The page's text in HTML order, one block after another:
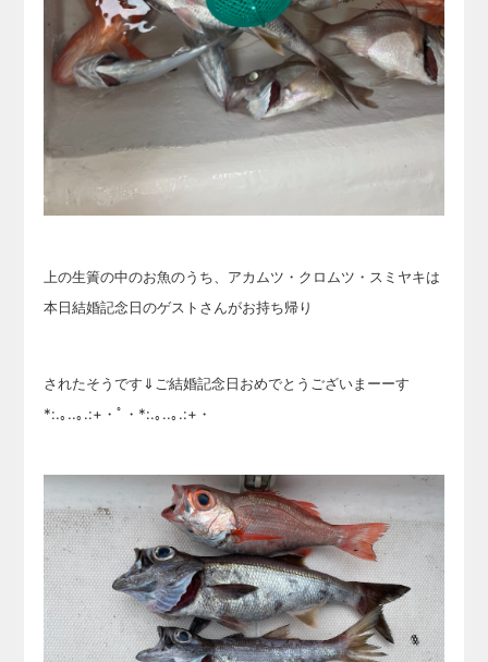
上の生簀の中のお魚のうち、アカムツ・クロムツ・スミヤキは
本日結婚記念日のゲストさんがお持ち帰り
されたそうです⇓ご結婚記念日おめでとうございまーーす
*:.｡..｡.:+・ﾟ・*:.｡..｡.:+・